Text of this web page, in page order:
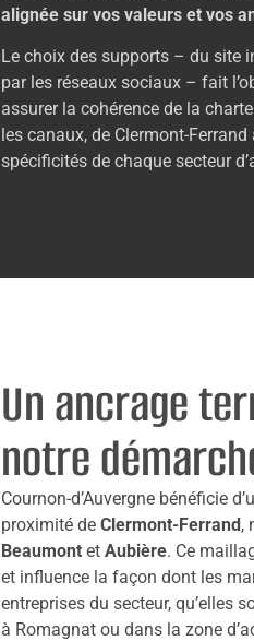
alignée sur vos valeurs et vos
Le choix des supports – du site
par les réseaux sociaux – fait
assurer la cohérence de la
les canaux, de Clermont-
spécificités de chaque secteur
Un ancrage
notre
Cournon-d’Auvergne bénéficie
proximité de Clermont-Ferrand,
Beaumont et Aubière. Ce
et influence la façon dont les
entreprises du secteur, qu’elles
à Romagnat ou dans la zone